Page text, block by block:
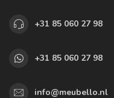
+31 85 060 27 98
+31 85 060 27 98
info@meubello.nl